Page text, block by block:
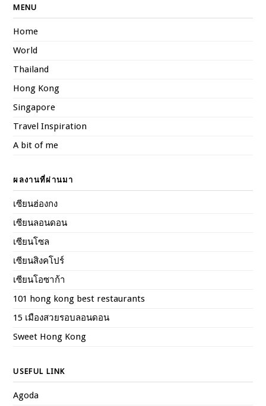
MENU
Home
World
Thailand
Hong Kong
Singapore
Travel Inspiration
A bit of me
ผลงานที่ผ่านมา
เซียนฮ่องกง
เซียนลอนดอน
เซียนโซล
เซียนสิงคโปร์
เซียนโอซาก้า
101 hong kong best restaurants
15 เมืองสวยรอบลอนดอน
Sweet Hong Kong
USEFUL LINK
Agoda